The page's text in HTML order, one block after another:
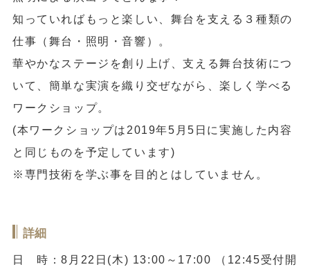
知っていればもっと楽しい、舞台を支える３種類の
仕事（舞台・照明・音響）。
華やかなステージを創り上げ、支える舞台技術につ
いて、簡単な実演を織り交ぜながら、楽しく学べる
ワークショップ。
(本ワークショップは2019年5月5日に実施した内容
と同じものを予定しています)
※専門技術を学ぶ事を目的とはしていません。
詳細
日 時：8月22日(木) 13:00～17:00 （12:45受付開